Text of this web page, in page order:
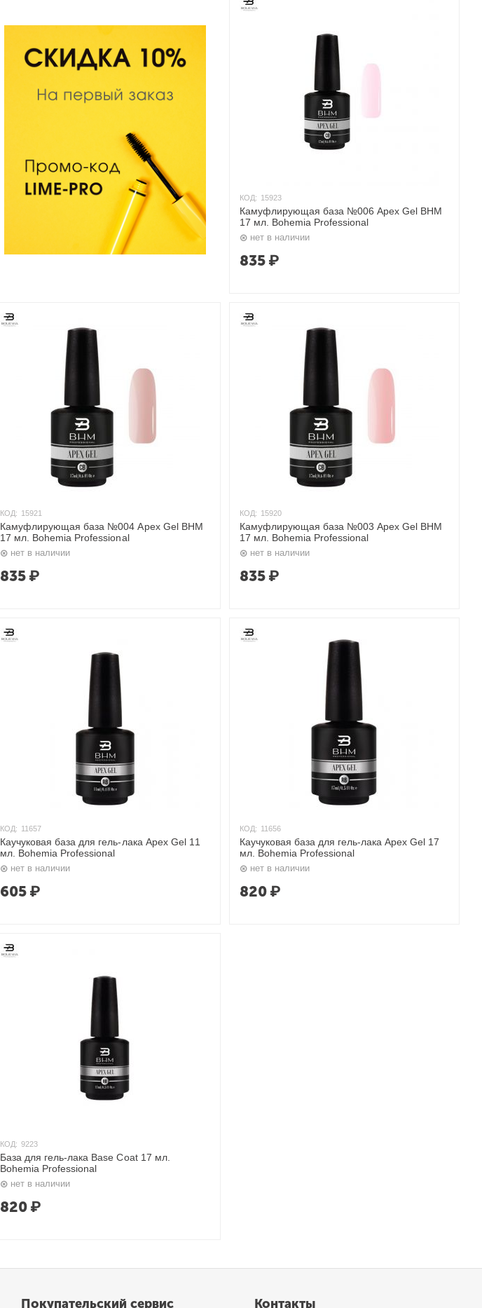
КОД: 15923
Камуфлирующая база №006 Apex Gel BHM
17 мл. Bohemia Professional
нет в наличии
835 ₽
КОД: 15921
Камуфлирующая база №004 Apex Gel BHM
17 мл. Bohemia Professional
нет в наличии
835 ₽
КОД: 15920
Камуфлирующая база №003 Apex Gel BHM
17 мл. Bohemia Professional
нет в наличии
835 ₽
КОД: 11657
Каучуковая база для гель-лака Apex Gel 11
мл. Bohemia Professional
нет в наличии
605 ₽
КОД: 11656
Каучуковая база для гель-лака Apex Gel 17
мл. Bohemia Professional
нет в наличии
820 ₽
КОД: 9223
База для гель-лака Base Coat 17 мл.
Bohemia Professional
нет в наличии
820 ₽
Покупательский сервис Контакты